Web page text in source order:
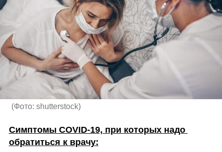
(Фото: shutterstock)
Симптомы COVID-19, при которых надо
обратиться к врачу: